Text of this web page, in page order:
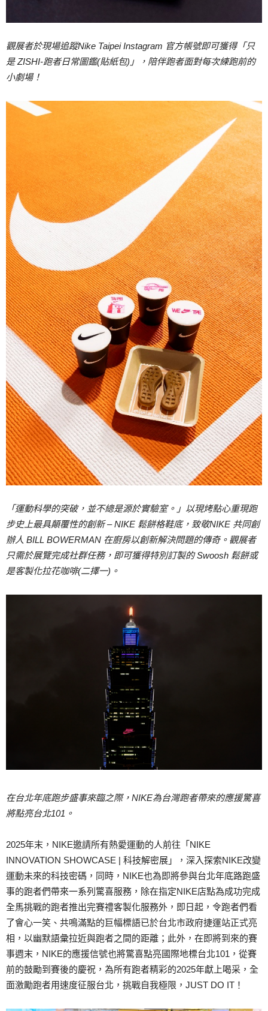
觀展者於現場追蹤Nike Taipei Instagram 官方帳號即可獲得「只
是ZISHI-跑者日常圖鑑(貼紙包) 」，陪伴跑者面對每次練跑前的
小劇場！
「運動科學的突破，並不總是源於實驗室。」以現烤點心重現跑
步史上最具顛覆性的創新– NIKE 鬆餅格鞋底，致敬NIKE 共同創
辦人 BILL BOWERMAN 在廚房以創新解決問題的傳奇。觀展者
只需於展覽完成社群任務，即可獲得特別訂製的Swoosh 鬆餅或
是客製化拉花咖啡(二擇一) 。
在台北年底跑步盛事來臨之際， NIKE為台灣跑者帶來的應援驚喜
將點亮台北101 。
2025年末，NIKE邀請所有熱愛運動的人前往「NIKE
INNOVATION SHOWCASE | 科技解密展」，深入探索NIKE改變
運動未來的科技密碼，同時，NIKE也為即將參與台北年底路跑盛
事的跑者們帶來一系列驚喜服務，除在指定NIKE店點為成功完成
全馬挑戰的跑者推出完賽禮客製化服務外，即日起，令跑者們看
了會心一笑、共鳴滿點的巨幅標語已於台北市政府捷運站正式亮
相，以幽默語彙拉近與跑者之間的距離；此外，在即將到來的賽
事週末，NIKE的應援信號也將驚喜點亮國際地標台北101，從賽
前的鼓勵到賽後的慶祝，為所有跑者精彩的2025年獻上喝采，全
面激勵跑者用速度征服台北，挑戰自我極限，JUST DO IT！